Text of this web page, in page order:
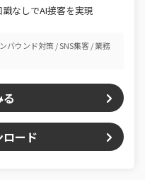
なしでAI接客を実現
バウンド対策 SNS集客 業務
ード